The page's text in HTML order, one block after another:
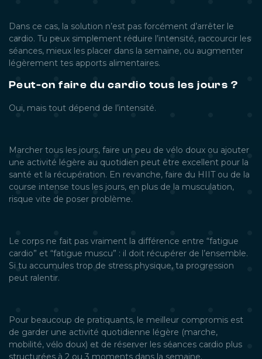
Dans ce cas, la solution n’est pas forcément d’arrêter le
cardio. Tu peux simplement réduire l’intensité, raccourcir les
séances, mieux les placer dans la semaine, ou augmenter
légèrement tes apports alimentaires.
Peut-on faire du cardio tous les jours ?
Oui, mais tout dépend de l’intensité.
Marcher tous les jours, faire un peu de vélo doux ou ajouter
une activité légère au quotidien peut être excellent pour la
santé et la récupération. En revanche, faire du HIIT ou de la
course intense tous les jours, en plus de la musculation,
risque vite de poser problème.
Le corps ne fait pas vraiment la différence entre “fatigue
cardio” et “fatigue muscu” : il doit récupérer de l’ensemble.
Si tu accumules trop de stress physique, ta progression
peut ralentir.
Pour beaucoup de pratiquants, le meilleur compromis est
de garder une activité quotidienne légère (marche,
mobilité, vélo doux) et de réserver les séances cardio plus
structurées à 2 ou 3 moments dans la semaine.